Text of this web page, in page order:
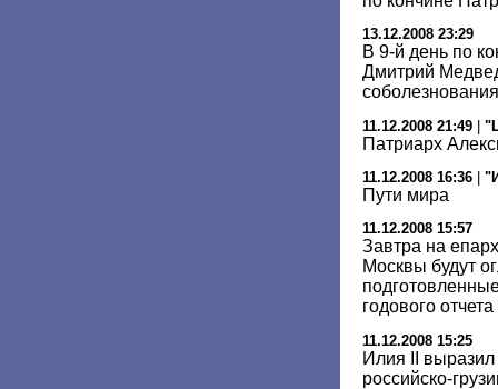
13.12.2008 23:29
В 9-й день по
Дмитрий
соболезнования
11.12.2008 21:49 |
Патриарх
11.12.2008 16:36
Пути мира
11.12.2008 15:57
Завтра на
Москвы будут
годового отчета
11.12.2008 15:25
Илия II
российско-